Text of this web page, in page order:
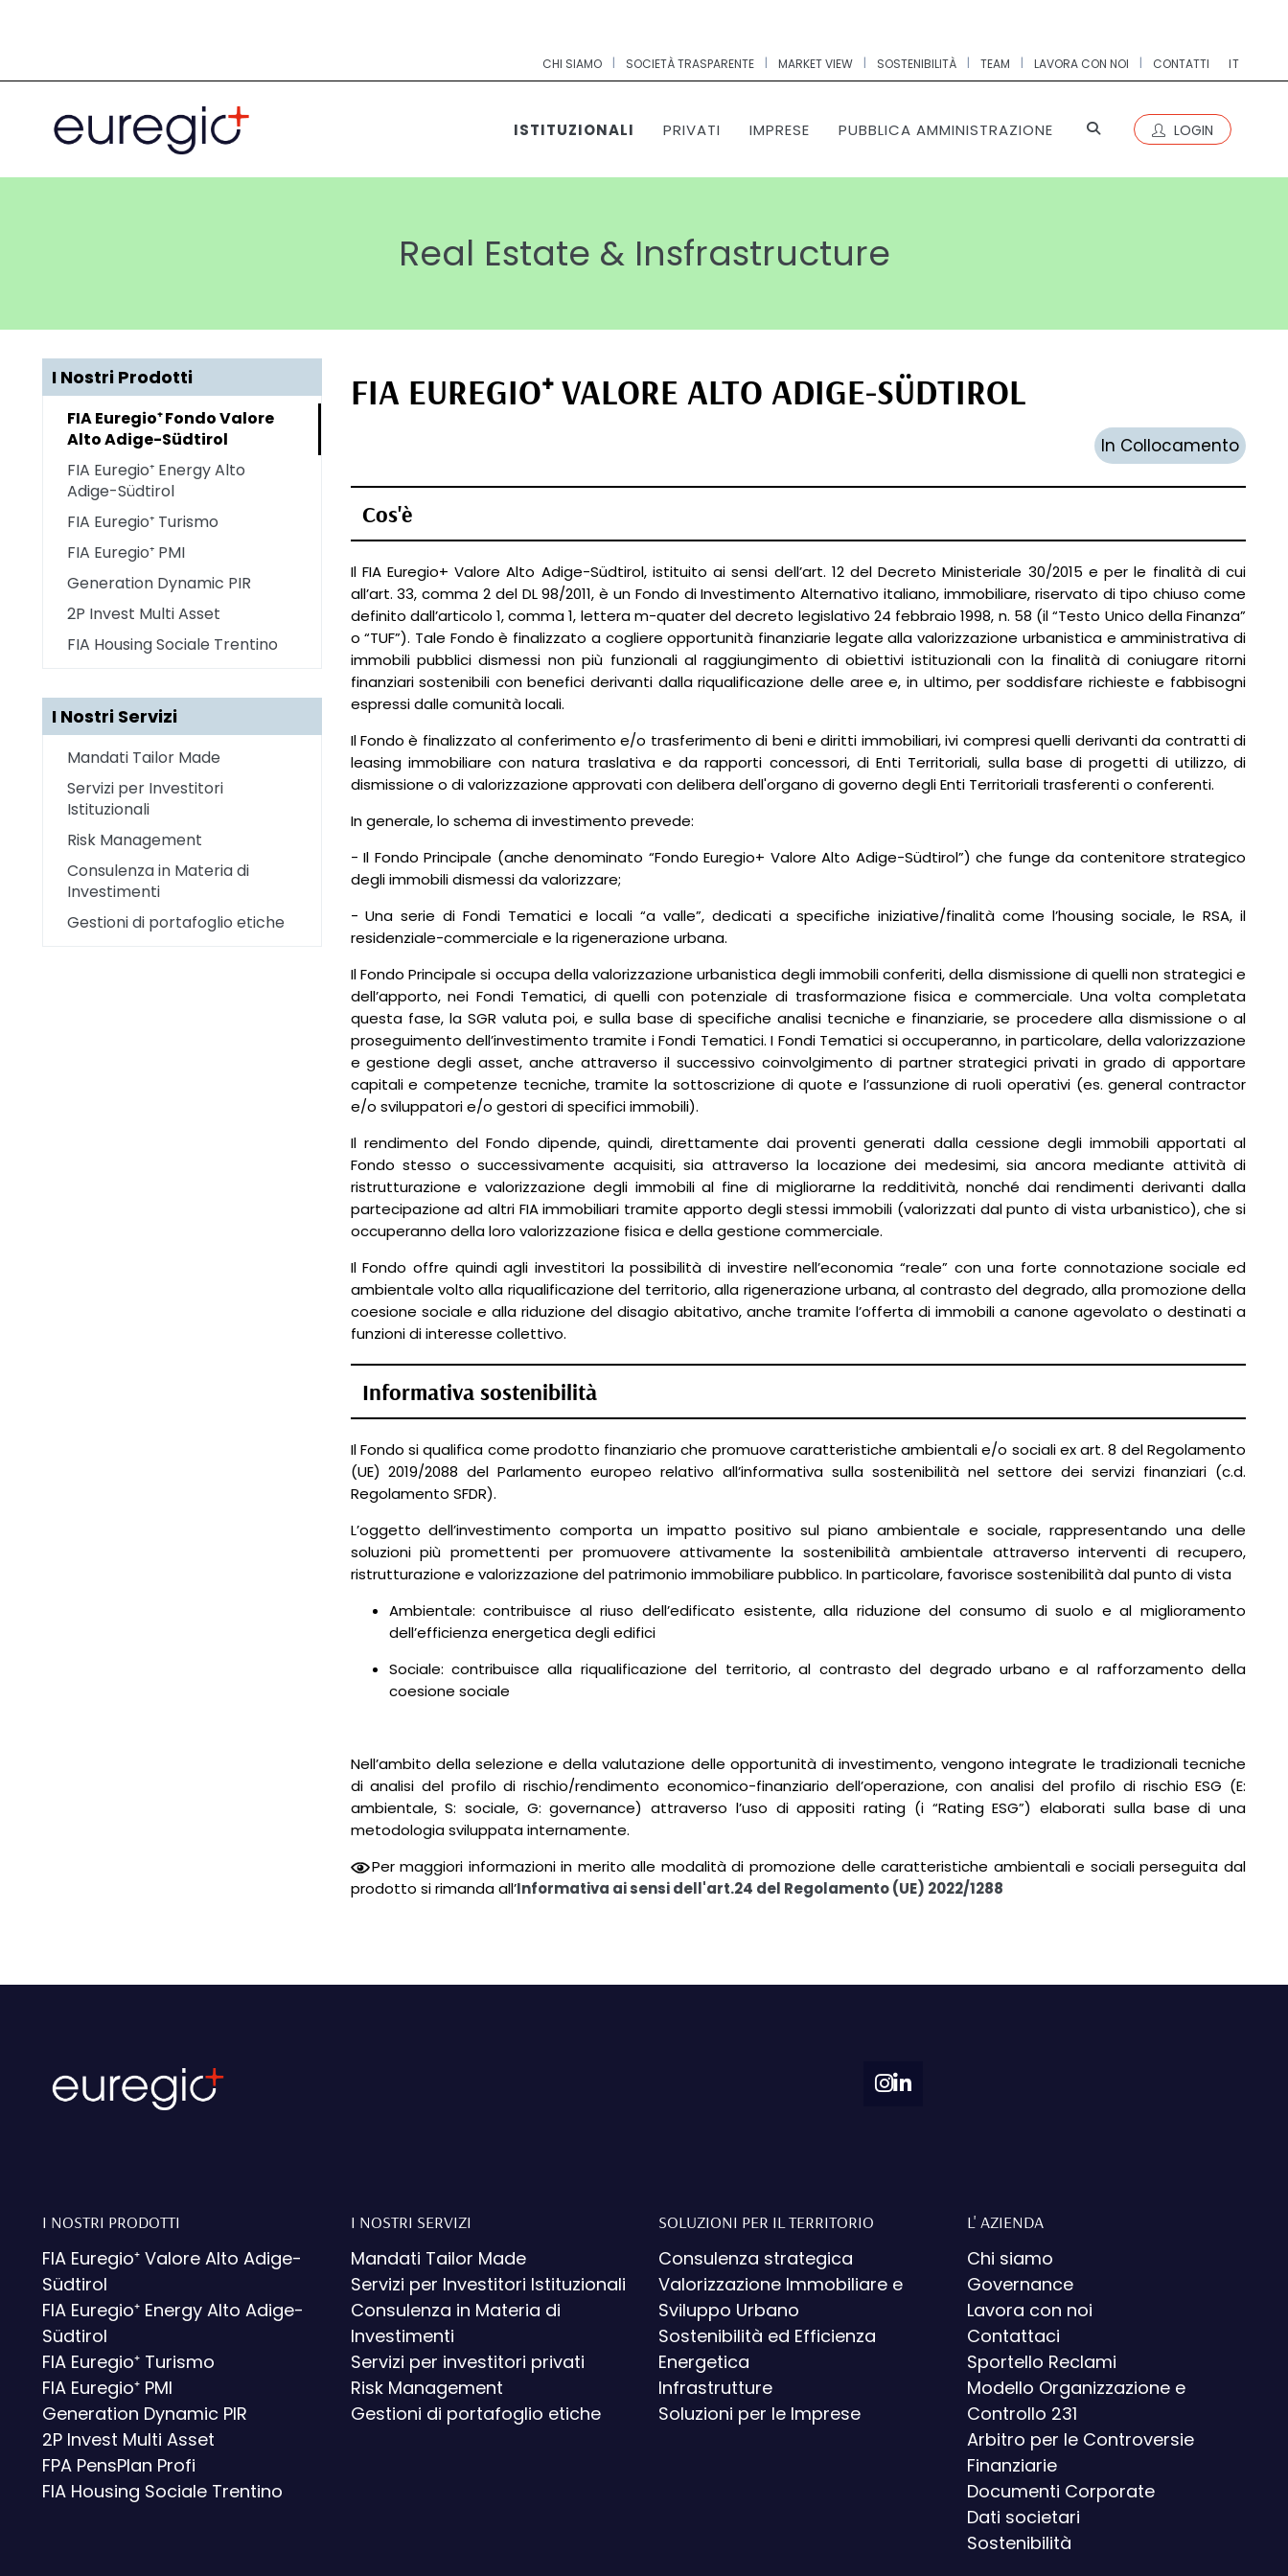
principale
CHI SIAMO | SOCIETÀ TRASPARENTE | MARKET VIEW | SOSTENIBILITÀ | TEAM | LAVORA CON NOI | CONTATTI IT
ISTITUZIONALI PRIVATI IMPRESE PUBBLICA AMMINISTRAZIONE LOGIN
Real Estate & Insfrastructure
I Nostri Prodotti
FIA Euregio⁺ Fondo Valore
Alto Adige-Südtirol
FIA Euregio⁺ Energy Alto
Adige-Südtirol
FIA Euregio⁺ Turismo
FIA Euregio⁺ PMI
Generation Dynamic PIR
2P Invest Multi Asset
FIA Housing Sociale Trentino
I Nostri Servizi
Mandati Tailor Made
Servizi per Investitori
Istituzionali
Risk Management
Consulenza in Materia di
Investimenti
Gestioni di portafoglio etiche
FIA EUREGIO⁺ VALORE ALTO ADIGE-SÜDTIROL
In Collocamento
Cos'è
Il FIA Euregio+ Valore Alto Adige-Südtirol, istituito ai sensi dell’art. 12 del Decreto Ministeriale 30/2015 e per le finalità di cui
all’art. 33, comma 2 del DL 98/2011, è un Fondo di Investimento Alternativo italiano, immobiliare, riservato di tipo chiuso come
definito dall’articolo 1, comma 1, lettera m-quater del decreto legislativo 24 febbraio 1998, n. 58 (il “Testo Unico della Finanza”
o “TUF”). Tale Fondo è finalizzato a cogliere opportunità finanziarie legate alla valorizzazione urbanistica e amministrativa di
immobili pubblici dismessi non più funzionali al raggiungimento di obiettivi istituzionali con la finalità di coniugare ritorni
finanziari sostenibili con benefici derivanti dalla riqualificazione delle aree e, in ultimo, per soddisfare richieste e fabbisogni
espressi dalle comunità locali.
Il Fondo è finalizzato al conferimento e/o trasferimento di beni e diritti immobiliari, ivi compresi quelli derivanti da contratti di
leasing immobiliare con natura traslativa e da rapporti concessori, di Enti Territoriali, sulla base di progetti di utilizzo, di
dismissione o di valorizzazione approvati con delibera dell'organo di governo degli Enti Territoriali trasferenti o conferenti.
In generale, lo schema di investimento prevede:
- Il Fondo Principale (anche denominato “Fondo Euregio+ Valore Alto Adige-Südtirol”) che funge da contenitore strategico
degli immobili dismessi da valorizzare;
- Una serie di Fondi Tematici e locali “a valle”, dedicati a specifiche iniziative/finalità come l’housing sociale, le RSA, il
residenziale-commerciale e la rigenerazione urbana.
Il Fondo Principale si occupa della valorizzazione urbanistica degli immobili conferiti, della dismissione di quelli non strategici e
dell’apporto, nei Fondi Tematici, di quelli con potenziale di trasformazione fisica e commerciale. Una volta completata
questa fase, la SGR valuta poi, e sulla base di specifiche analisi tecniche e finanziarie, se procedere alla dismissione o al
proseguimento dell’investimento tramite i Fondi Tematici. I Fondi Tematici si occuperanno, in particolare, della valorizzazione
e gestione degli asset, anche attraverso il successivo coinvolgimento di partner strategici privati in grado di apportare
capitali e competenze tecniche, tramite la sottoscrizione di quote e l’assunzione di ruoli operativi (es. general contractor
e/o sviluppatori e/o gestori di specifici immobili).
Il rendimento del Fondo dipende, quindi, direttamente dai proventi generati dalla cessione degli immobili apportati al
Fondo stesso o successivamente acquisiti, sia attraverso la locazione dei medesimi, sia ancora mediante attività di
ristrutturazione e valorizzazione degli immobili al fine di migliorarne la redditività, nonché dai rendimenti derivanti dalla
partecipazione ad altri FIA immobiliari tramite apporto degli stessi immobili (valorizzati dal punto di vista urbanistico), che si
occuperanno della loro valorizzazione fisica e della gestione commerciale.
Il Fondo offre quindi agli investitori la possibilità di investire nell’economia “reale” con una forte connotazione sociale ed
ambientale volto alla riqualificazione del territorio, alla rigenerazione urbana, al contrasto del degrado, alla promozione della
coesione sociale e alla riduzione del disagio abitativo, anche tramite l’offerta di immobili a canone agevolato o destinati a
funzioni di interesse collettivo.
Informativa sostenibilità
Il Fondo si qualifica come prodotto finanziario che promuove caratteristiche ambientali e/o sociali ex art. 8 del Regolamento
(UE) 2019/2088 del Parlamento europeo relativo all’informativa sulla sostenibilità nel settore dei servizi finanziari (c.d.
Regolamento SFDR).
L’oggetto dell’investimento comporta un impatto positivo sul piano ambientale e sociale, rappresentando una delle
soluzioni più promettenti per promuovere attivamente la sostenibilità ambientale attraverso interventi di recupero,
ristrutturazione e valorizzazione del patrimonio immobiliare pubblico. In particolare, favorisce sostenibilità dal punto di vista
Ambientale: contribuisce al riuso dell’edificato esistente, alla riduzione del consumo di suolo e al miglioramento
dell’efficienza energetica degli edifici
Sociale: contribuisce alla riqualificazione del territorio, al contrasto del degrado urbano e al rafforzamento della
coesione sociale
Nell’ambito della selezione e della valutazione delle opportunità di investimento, vengono integrate le tradizionali tecniche
di analisi del profilo di rischio/rendimento economico-finanziario dell’operazione, con analisi del profilo di rischio ESG (E:
ambientale, S: sociale, G: governance) attraverso l’uso di appositi rating (i “Rating ESG”) elaborati sulla base di una
metodologia sviluppata internamente.
Per maggiori informazioni in merito alle modalità di promozione delle caratteristiche ambientali e sociali perseguita dal
prodotto si rimanda all’Informativa ai sensi dell'art.24 del Regolamento (UE) 2022/1288
I NOSTRI PRODOTTI
FIA Euregio⁺ Valore Alto Adige-
Südtirol
FIA Euregio⁺ Energy Alto Adige-
Südtirol
FIA Euregio⁺ Turismo
FIA Euregio⁺ PMI
Generation Dynamic PIR
2P Invest Multi Asset
FPA PensPlan Profi
FIA Housing Sociale Trentino
I NOSTRI SERVIZI
Mandati Tailor Made
Servizi per Investitori Istituzionali
Consulenza in Materia di
Investimenti
Servizi per investitori privati
Risk Management
Gestioni di portafoglio etiche
SOLUZIONI PER IL TERRITORIO
Consulenza strategica
Valorizzazione Immobiliare e
Sviluppo Urbano
Sostenibilità ed Efficienza
Energetica
Infrastrutture
Soluzioni per le Imprese
L' AZIENDA
Chi siamo
Governance
Lavora con noi
Contattaci
Sportello Reclami
Modello Organizzazione e
Controllo 231
Arbitro per le Controversie
Finanziarie
Documenti Corporate
Dati societari
Sostenibilità